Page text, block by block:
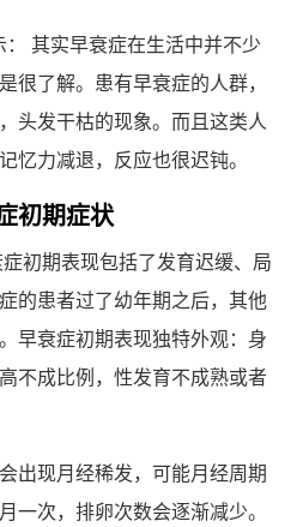
： 其实早衰症在生活中并不少
很了解。患有早衰症的人群，
头发干枯的现象。而且这类人
忆力减退，反应也很迟钝。
初期症状
初期表现包括了发育迟缓、局
的患者过了幼年期之后，其他
早衰症初期表现独特外观：身
不成比例，性发育不成熟或者
出现月经稀发，可能月经周期
一次，排卵次数会逐渐减少。